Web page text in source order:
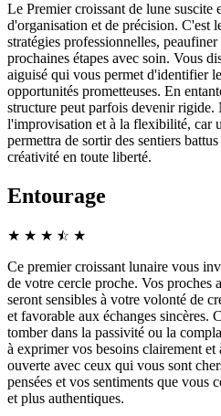
Le Premier croissant de lune suscite
d'organisation et de précision. C'est
stratégies professionnelles,
prochaines étapes avec soin. Vous
aiguisé qui vous permet d'identifier
opportunités prometteuses. En
structure peut parfois devenir rigide.
l'improvisation et à la flexibilité, car
permettra de sortir des sentiers
créativité en toute liberté.
Entourage
★ ★ ★ ☆
★ ★
Ce premier croissant lunaire vous
de votre cercle proche. Vos proches
seront sensibles à votre volonté de
et favorable aux échanges sincères.
tomber dans la passivité ou la
à exprimer vos besoins clairement
ouverte avec ceux qui vous sont
pensées et vos sentiments que vous
et plus authentiques.